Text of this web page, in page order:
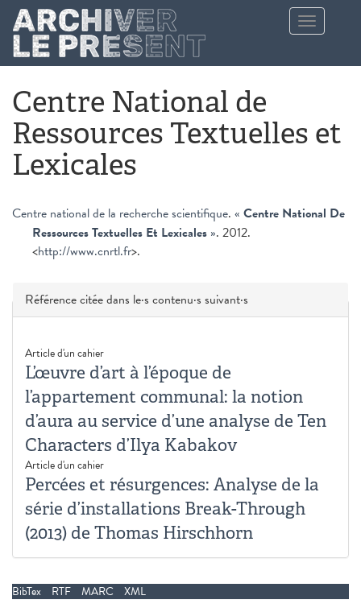
Aller au contenu principal
Toggle
navigation
Centre National de
Ressources Textuelles et
Lexicales
Centre national de la recherche scientifique. « Centre National De
Ressources Textuelles Et Lexicales ». 2012.
<http://www.cnrtl.fr>.
Masquer
Référence citée dans le·s contenu·s suivant·s
Article d'un cahier
L’œuvre d’art à l’époque de
l’appartement communal: la notion
d’aura au service d’une analyse de Ten
Characters d’Ilya Kabakov
Article d'un cahier
Percées et résurgences: Analyse de la
série d’installations Break-Through
(2013) de Thomas Hirschhorn
BibTex RTF MARC XML